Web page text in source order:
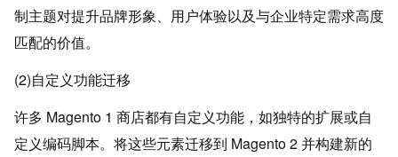
制主题对提升品牌形象、用户体验以及与企业特定需求高度
匹配的价值。
(2)自定义功能迁移
许多 Magento 1 商店都有自定义功能，如独特的扩展或自
定义编码脚本。将这些元素迁移到 Magento 2 并构建新的